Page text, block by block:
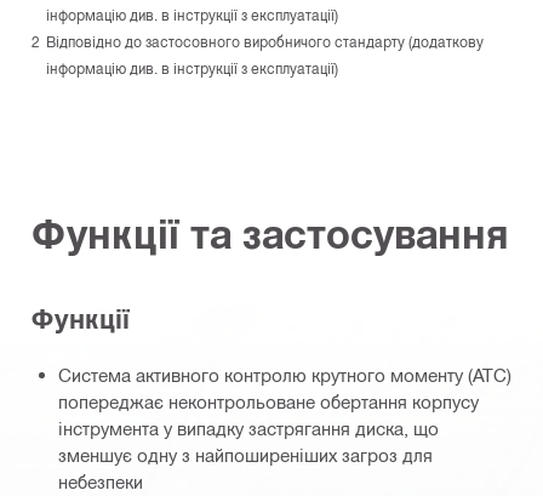
інформацію див. в інструкції з експлуатації)
Відповідно до застосовного виробничого стандарту (додаткову
інформацію див. в інструкції з експлуатації)
Функції та застосування
Функції
Система активного контролю крутного моменту (ATC)
попереджає неконтрольоване обертання корпусу
інструмента у випадку застрягання диска, що
зменшує одну з найпоширеніших загроз для
небезпеки